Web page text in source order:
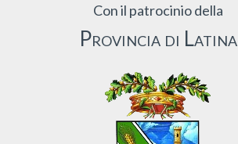
Con il patrocinio della
Provincia di Latina